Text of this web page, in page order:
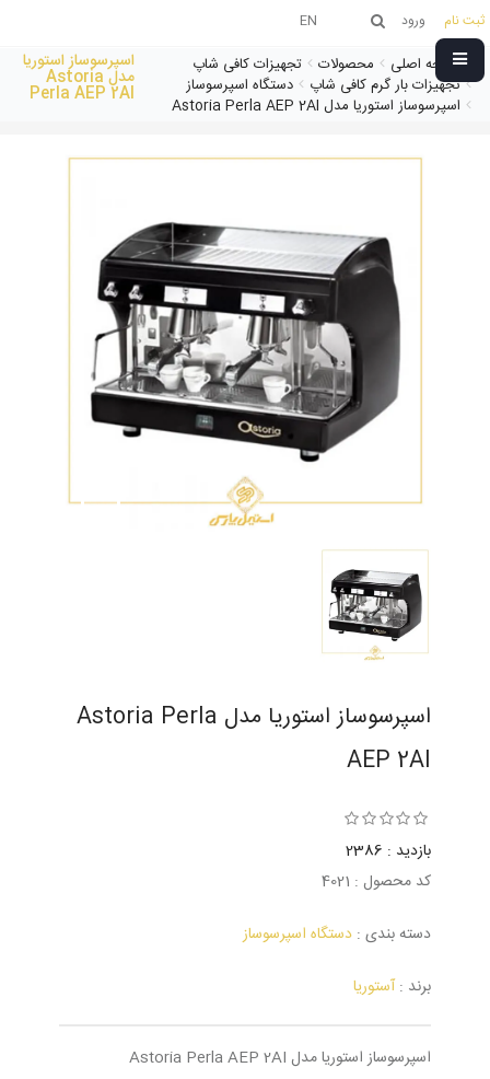
ثبت نام ورود EN
صفحه اصلی محصولات
تجهیزات کافی شاپ
تجهیزات بار گرم کافی شاپ
دستگاه اسپرسوساز
اسپرسوساز استوریا مدل Astoria Perla AEP 2AI
اسپرسوساز استوریا
مدل Astoria
Perla AEP 2AI
اسپرسوساز استوریا مدل Astoria Perla
AEP 2AI
بازدید : 2386
کد محصول : 4021
دسته بندی : دستگاه اسپرسوساز
برند :آستوریا
اسپرسوساز استوریا مدل Astoria Perla AEP 2AI